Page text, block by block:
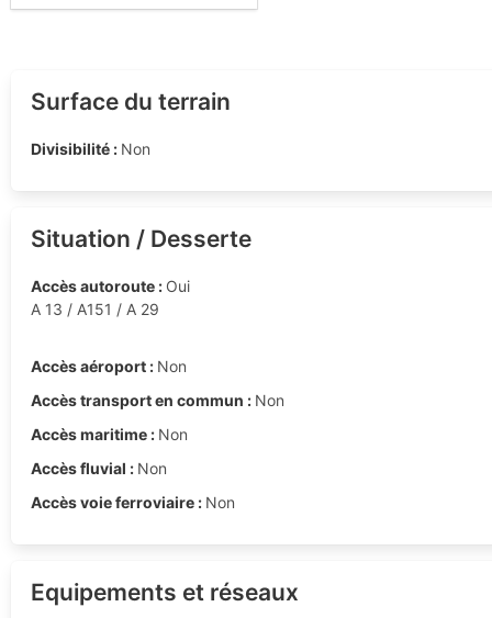
Surface du terrain
Divisibilité : Non
Situation / Desserte
Accès autoroute : Oui
A 13 / A151 / A 29
Accès aéroport : Non
Accès transport en commun : Non
Accès maritime : Non
Accès fluvial : Non
Accès voie ferroviaire : Non
Equipements et réseaux